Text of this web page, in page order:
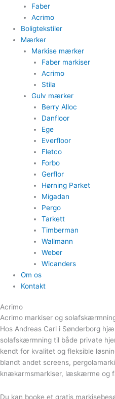
Faber
Acrimo​
Boligtekstiler​
Mærker
Markise mærker
Faber markiser
Acrimo​
Stila​
Gulv mærker
Berry Alloc
Danfloor
Ege
Everfloor
Fletco
Forbo
Gerflor
Hørning Parket
Migadan
Pergo
Tarkett
Timberman
Wallmann
Weber
Wicanders
Om os
Kontakt
Acrimo
Acrimo markiser og
Hos Andreas Carl i Sønderborg
solafskærmning til både private
kendt for kvalitet og fleksible
blandt andet screens,
knækarmsmarkiser, læskærme og
Du kan booke et gratis